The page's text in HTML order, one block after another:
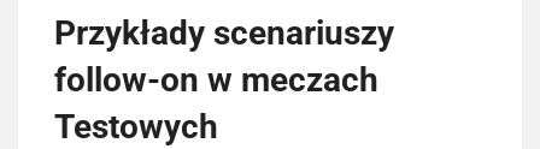
Przykłady scenariuszy
follow-on w meczach
Testowych